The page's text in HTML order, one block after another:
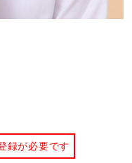
録が必要です